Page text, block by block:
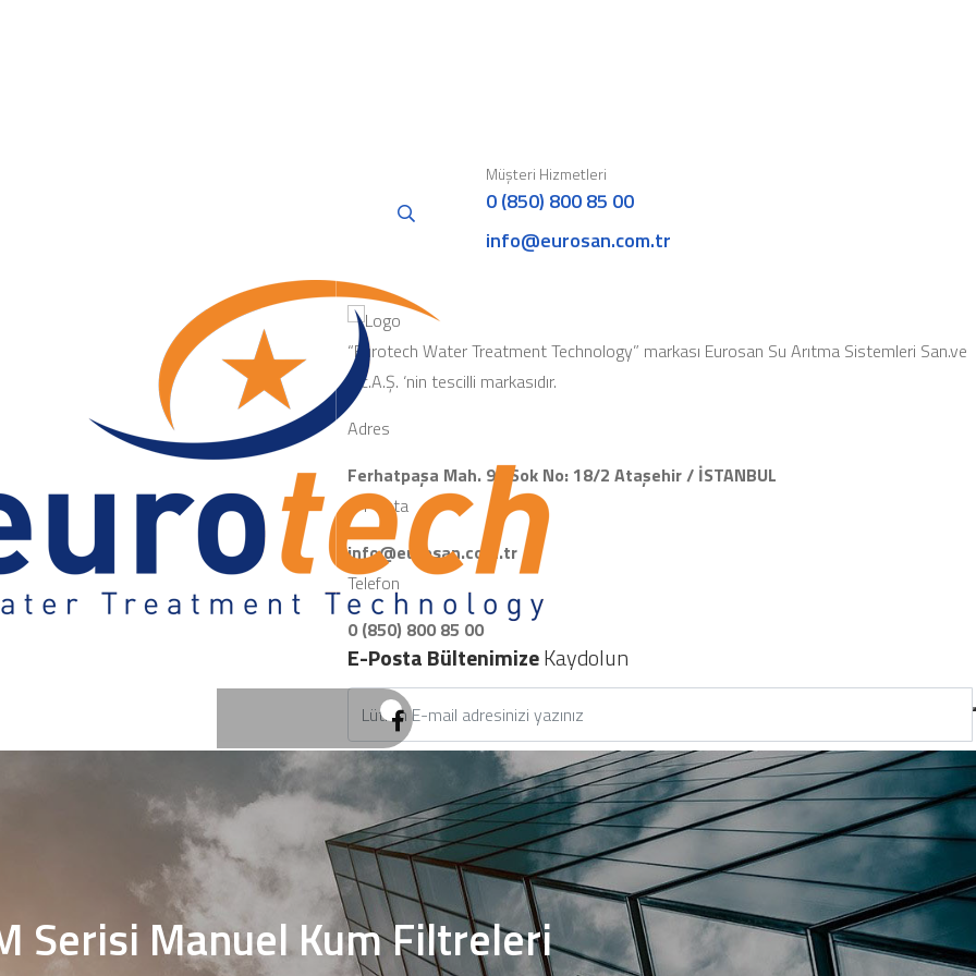
Müşteri Hizmetleri
0 (850) 800 85 00
info@eurosan.com.tr
“Eurotech Water Treatment Technology” markası Eurosan Su Arıtma Sistemleri San.ve
Tic.A.Ş. ‘nin tescilli markasıdır.
Adres
Ferhatpaşa Mah. 91.Sok No: 18/2 Ataşehir / İSTANBUL
E-Posta
info@eurosan.com.tr
Telefon
0 (850) 800 85 00
E-Posta BültenimizeKaydolun
Serisi Manuel Kum Filtreleri